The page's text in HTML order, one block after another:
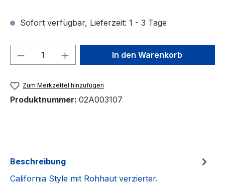
Sofort verfügbar, Lieferzeit: 1 - 3 Tage
Produkt Anzahl: Gib denIn den Warenkorb
Zum Merkzettel hinzufügen
Produktnummer: 02A003107
Beschreibung
California Style mit Rohhaut verzierter.